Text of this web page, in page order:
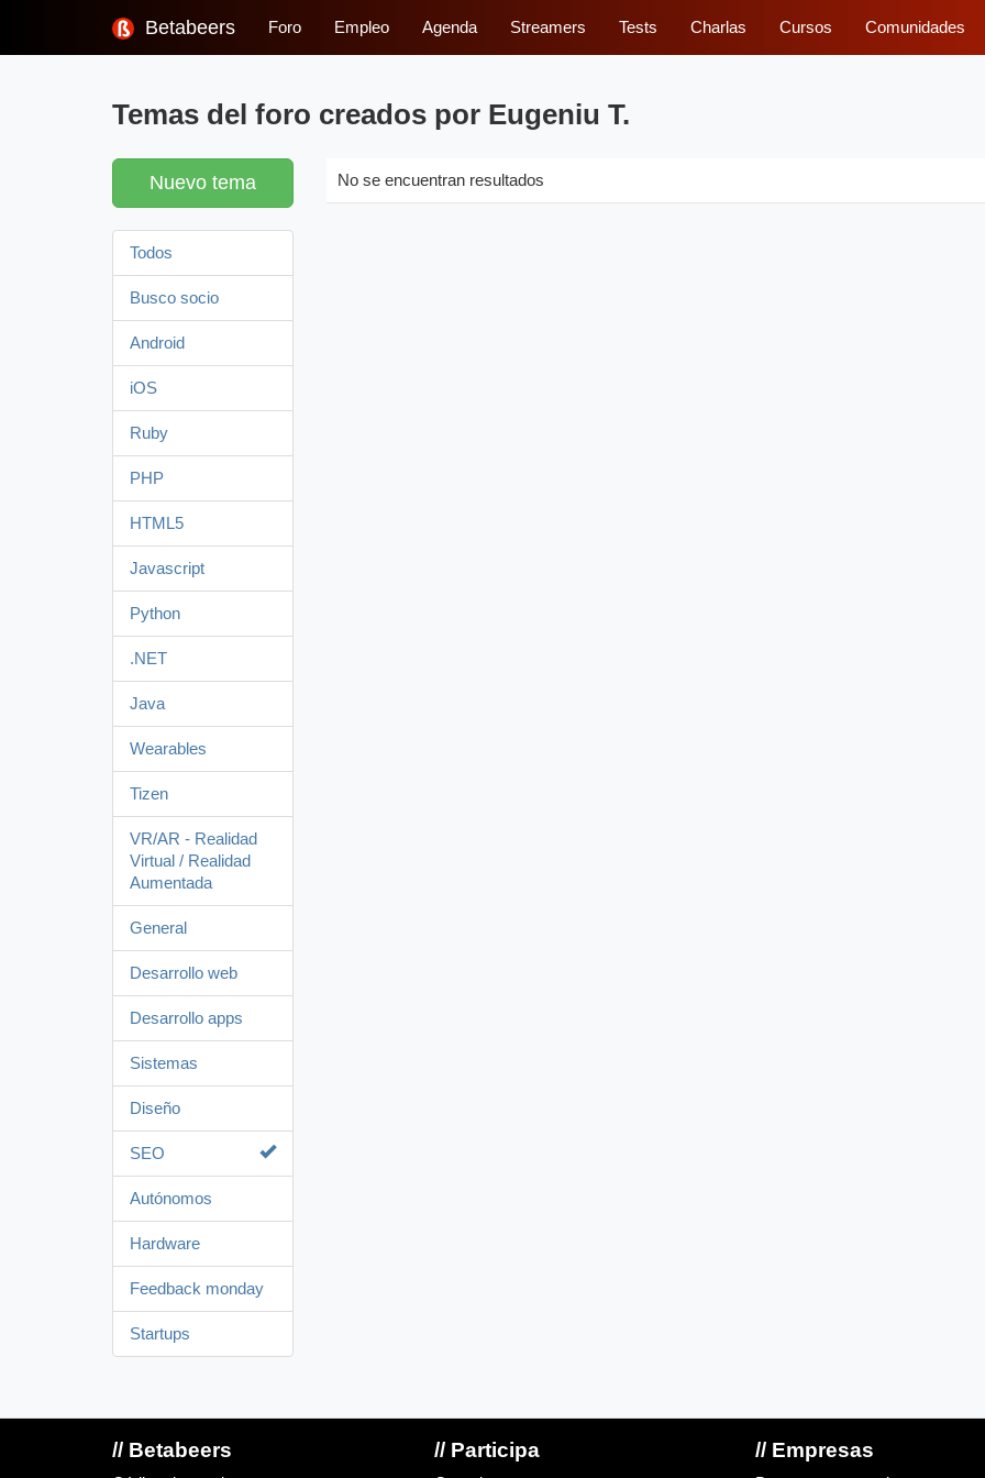
Betabeers Foro Empleo Agenda Streamers Tests Charlas Cursos Comunidades
Temas del foro creados por Eugeniu T.
Nuevo tema
Todos
Busco socio
Android
iOS
Ruby
PHP
HTML5
Javascript
Python
.NET
Java
Wearables
Tizen
VR/AR - Realidad
Virtual / Realidad
Aumentada
General
Desarrollo web
Desarrollo apps
Sistemas
Diseño
SEO
Autónomos
Hardware
Feedback monday
Startups
No se encuentran resultados
// Betabeers // Participa // Empresas